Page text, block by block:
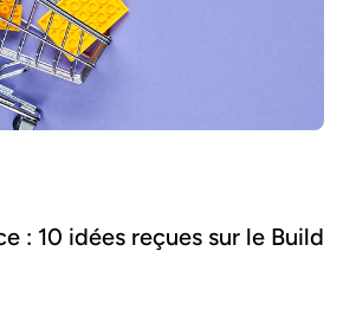
: 10 idées reçues sur le Build